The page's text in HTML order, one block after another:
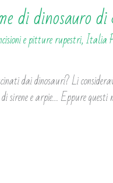
di dinosauro
e pitture rupestri,Italia
dai dinosauri? Li
sirene e arpie… Eppure